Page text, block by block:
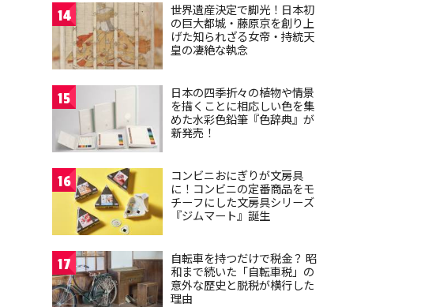
14
世界遺産決定で脚光！日本初
の巨大都城・藤原京を創り上
げた知られざる女帝・持統天
皇の凄絶な執念
15
日本の四季折々の植物や情景
を描くことに相応しい色を集
めた水彩色鉛筆『色辞典』が
新発売！
16
コンビニおにぎりが文房具
に！コンビニの定番商品をモ
チーフにした文房具シリーズ
『ジムマート』誕生
17
自転車を持つだけで税金？ 昭
和まで続いた「自転車税」の
意外な歴史と脱税が横行した
理由